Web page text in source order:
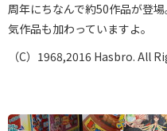
周年にちなんで約50作品が登
気作品も加わっていますよ。
（C）1968,2016 Hasbro. All